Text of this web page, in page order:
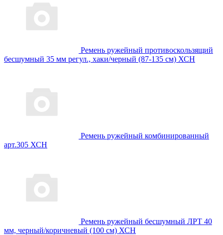
Ремень ружейный противоскользящий
бесшумный 35 мм регул., хаки/черный (87-135 см) ХСН
Ремень ружейный комбинированный
арт.305 ХСН
Ремень ружейный бесшумный ЛРТ 40
мм, черный/коричневый (100 см) ХСН